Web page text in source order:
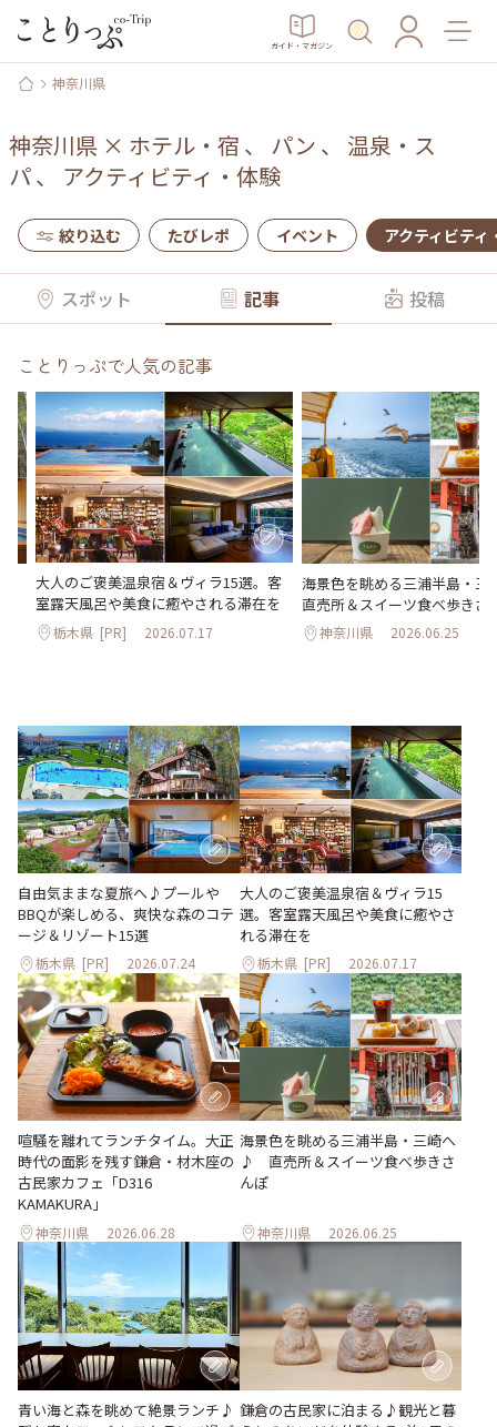
ガイド・マガジン
神奈川県
神奈川県 × ホテル・宿 、 パン 、 温泉・ス
パ、 アクティビティ・体験
絞り込む たびレポ イベント アクティビティ
スポット 記事 投稿
ことりっぷで人気の記事
大人のご褒美温泉宿＆ヴィラ15選。客
室露天風呂や美食に癒やされる滞在を
栃木県 [PR] 2026.07.17
海景色を眺める三浦半島・
直売所＆スイーツ食べ歩きさ
神奈川県 2026.06.25
自由気ままな夏旅へ♪プールや
BBQが楽しめる、爽快な森のコテ
ージ＆リゾート15選
栃木県 [PR] 2026.07.24
大人のご褒美温泉宿＆ヴィラ15
選。客室露天風呂や美食に癒やさ
れる滞在を
栃木県 [PR] 2026.07.17
喧騒を離れてランチタイム。大正
時代の面影を残す鎌倉・材木座の
古民家カフェ「D316
KAMAKURA」
神奈川県 2026.06.28
海景色を眺める三浦半島・三崎へ
♪ 直売所＆スイーツ食べ歩きさ
んぽ
神奈川県 2026.06.25
青い海と森を眺めて絶景ランチ♪ 鎌倉の古民家に泊まる♪観光と暮